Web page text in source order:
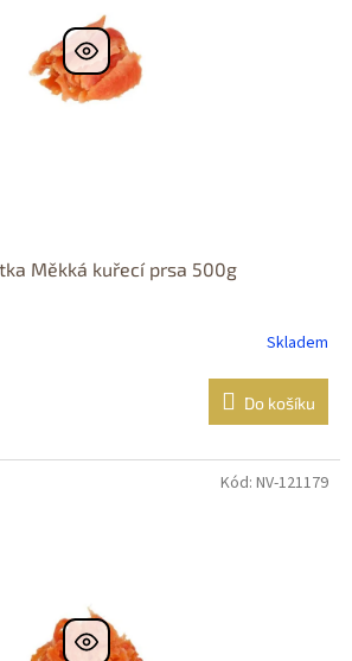
Měkká kuřecí prsa 500g
Skladem
Do košíku
Kód: NV-121179